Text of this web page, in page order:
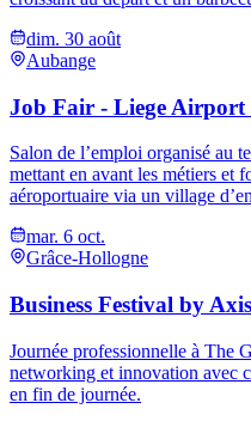
dim. 30 août
Aubange
Job Fair - Liege Airport
Salon de l’emploi organisé au
mettant en avant les métiers et
aéroportuaire via un village
mar. 6 oct.
Grâce-Hollogne
Business Festival by
Journée professionnelle à The
networking et innovation avec
en fin de journée.